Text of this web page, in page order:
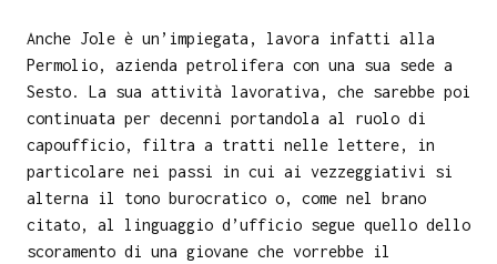
Anche Jole è un’impiegata, lavora infatti alla
Permolio, azienda petrolifera con una sua sede a
Sesto. La sua attività lavorativa, che sarebbe poi
continuata per decenni portandola al ruolo di
capoufficio, filtra a tratti nelle lettere, in
particolare nei passi in cui ai vezzeggiativi si
alterna il tono burocratico o, come nel brano
citato, al linguaggio d’ufficio segue quello dello
scoramento di una giovane che vorrebbe il